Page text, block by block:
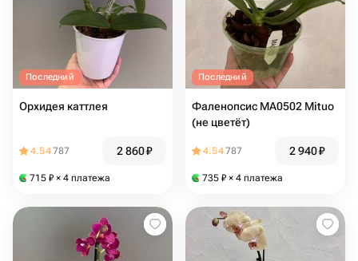
Последний
Орхидея каттлея
4.54787 2 860₽
715 ₽ × 4 платежа
Последний
Фаленопсис MA0502 Mituo
(не цветёт)
4.54787 2 940₽
735 ₽ × 4 платежа